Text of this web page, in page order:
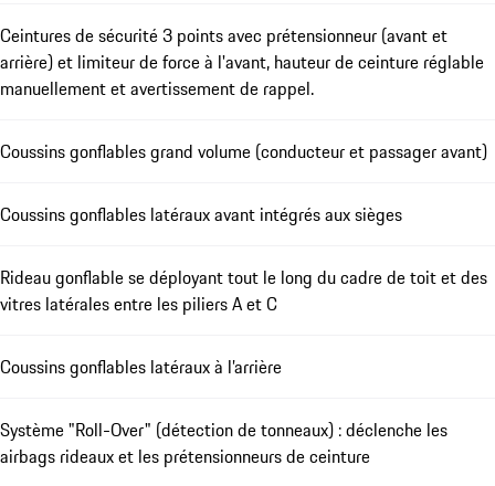
Ceintures de sécurité 3 points avec prétensionneur (avant et
arrière) et limiteur de force à l'avant, hauteur de ceinture réglable
manuellement et avertissement de rappel.
Coussins gonflables grand volume (conducteur et passager avant)
Coussins gonflables latéraux avant intégrés aux sièges
Rideau gonflable se déployant tout le long du cadre de toit et des
vitres latérales entre les piliers A et C
Coussins gonflables latéraux à l’arrière
Système "Roll-Over" (détection de tonneaux) : déclenche les
airbags rideaux et les prétensionneurs de ceinture